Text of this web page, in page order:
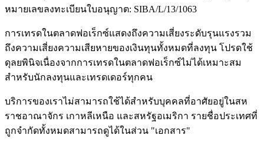
หมายเลขลงทะเบียนใบอนุญาต: SIBA/L/13/1063
การเทรดในตลาดฟอเร็กซ์แสดงถึงความเสี่ยงระดับรุนแรงรวม
ถึงความเสี่ยงความเสียหายของเงินทุนทั้งหมดที่ลงทุน โปรดใช้
ดุลยพินิจเนื่องจากการเทรดในตลาดฟอเร็กซ์ไม่ได้เหมาะสม
สำหรับนักลงทุนและเทรดเดอร์ทุกคน
บริการของเราไม่สามารถใช้ได้สำหรับบุคคลที่อาศัยอยู่ในสห
ราชอาณาจักร เกาหลีเหนือ และสหรัฐอเมริกา รายชื่อประเทศที่
ถูกจำกัดทั้งหมดสามารถดูได้ในส่วน "เอกสาร"